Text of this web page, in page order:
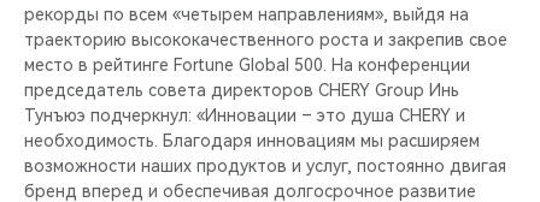
рекорды по всем «четырем направлениям», выйдя на
траекторию высококачественного роста и закрепив свое
место в рейтинге Fortune Global 500. На конференции
председатель совета директоров CHERY Group Инь
Тунъюэ подчеркнул: «Инновации – это душа CHERY и
необходимость. Благодаря инновациям мы расширяем
возможности наших продуктов и услуг, постоянно двигая
бренд вперед и обеспечивая долгосрочное развитие